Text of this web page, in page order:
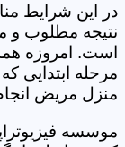
در این شرایط
نتیجه مطلوب و
است. امروزه
مرحله ابتدایی
منزل مریض
موسسه